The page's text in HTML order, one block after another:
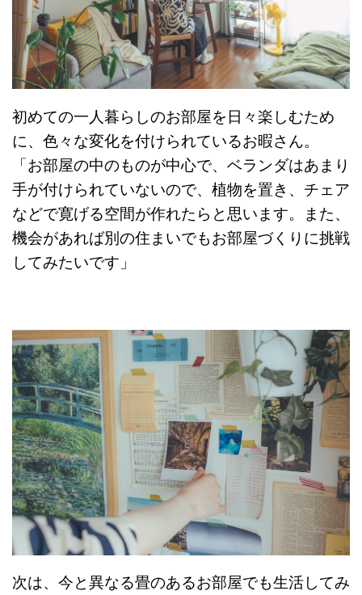
初めての一人暮らしのお部屋を日々楽しむため
に、色々な変化を付けられているお暇さん。
「お部屋の中のものが中心で、ベランダはあまり
手が付けられていないので、植物を置き、チェア
などで寛げる空間が作れたらと思います。また、
機会があれば別の住まいでもお部屋づくりに挑戦
してみたいです」
次は、今と異なる畳のあるお部屋でも生活してみ